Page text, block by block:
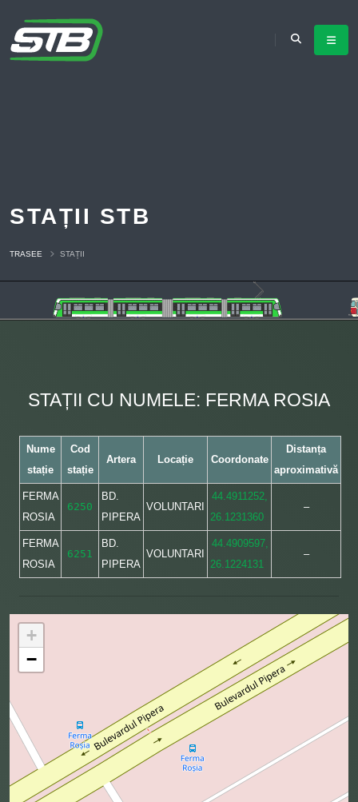
STAȚII STB
TRASEE STAȚII
STAȚII CU NUMELE: FERMA ROSIA
Nume
stație
Cod
stație
Artera Locație Coordonate
Distanța
aproximativă
FERMA
ROSIA
6250
BD.
PIPERA
VOLUNTARI
44.4911252,
26.1231360
–
FERMA
ROSIA
6251
BD.
PIPERA
VOLUNTARI
44.4909597,
26.1224131
–
+
−